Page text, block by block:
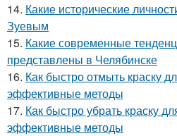
14. Какие исторические
Зуевым
15. Какие современные
представлены в Челябинске
16. Как быстро отмыть краску
эффективные методы
17. Как быстро убрать краску
эффективные методы